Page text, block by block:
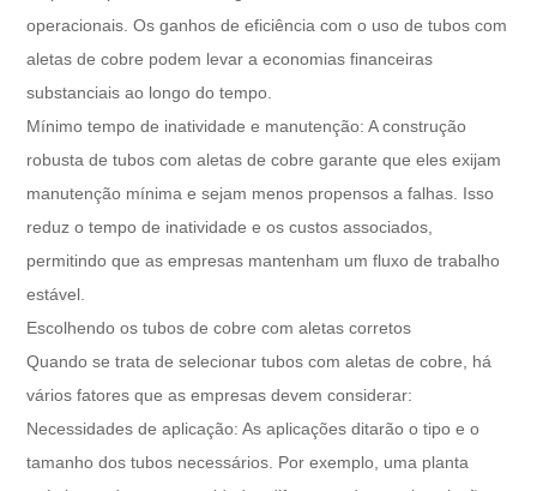
operacionais. Os ganhos de eficiência com o uso de tubos com
aletas de cobre podem levar a economias financeiras
substanciais ao longo do tempo.
Mínimo tempo de inatividade e manutenção: A construção
robusta de tubos com aletas de cobre garante que eles exijam
manutenção mínima e sejam menos propensos a falhas. Isso
reduz o tempo de inatividade e os custos associados,
permitindo que as empresas mantenham um fluxo de trabalho
estável.
Escolhendo os tubos de cobre com aletas corretos
Quando se trata de selecionar tubos com aletas de cobre, há
vários fatores que as empresas devem considerar:
Necessidades de aplicação: As aplicações ditarão o tipo e o
tamanho dos tubos necessários. Por exemplo, uma planta